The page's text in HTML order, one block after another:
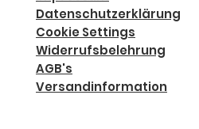
Datenschutzerklärung
Cookie Settings
Widerrufsbelehrung
AGB's
Versandinformation